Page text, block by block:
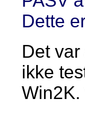
Dette
Det
ikke
Win2K.